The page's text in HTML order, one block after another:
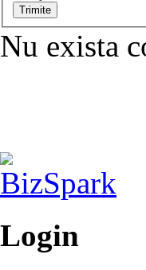
Nu exista
Login